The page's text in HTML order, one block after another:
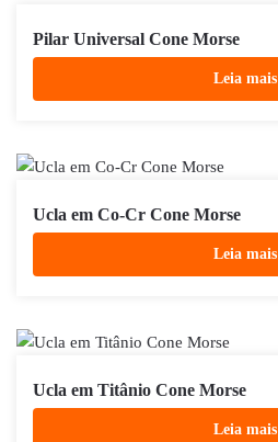
Pilar Universal Cone Morse
Leia mais
Ucla em Co-Cr Cone Morse
Leia mais
Ucla em Titânio Cone Morse
Leia mais